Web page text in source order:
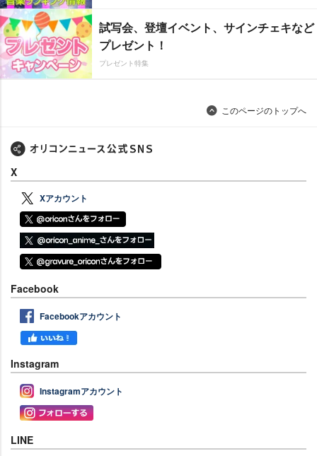
試写会、登壇イベント、サインチェキなど
プレゼント！
プレゼント特集
このページのトップへ
X
Xアカウント
Facebook
Facebookアカウント
Instagram
Instagramアカウント
LINE